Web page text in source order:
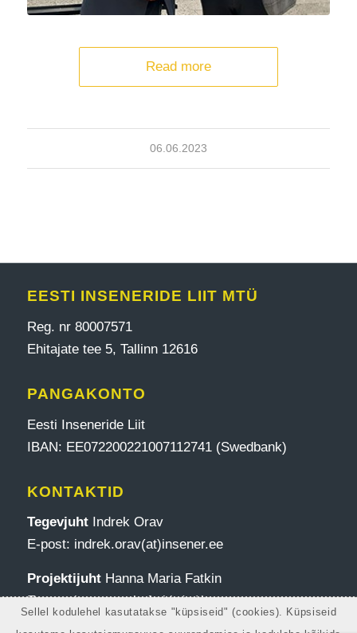
Read more
06.06.2023
EESTI INSENERIDE LIIT MTÜ
Reg. nr 80007571
Ehitajate tee 5, Tallinn 12616
PANGAKONTO
Eesti Inseneride Liit
IBAN: EE072200221007112741 (Swedbank)
KONTAKTID
Tegevjuht Indrek Orav
E-post: indrek.orav(at)insener.ee
Projektijuht Hanna Maria Fatkin
E-post: hannamaria.fatkin(at)insener.ee
Sellel kodulehel kasutatakse "küpsiseid" (cookies). Küpsiseid